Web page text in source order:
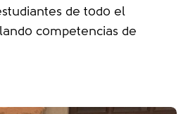
de todo el
competencias de